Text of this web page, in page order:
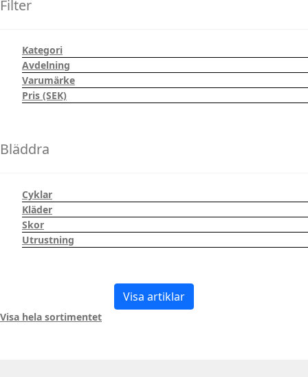
Filter
Kategori
Avdelning
Varumärke
Pris (SEK)
Bläddra
Cyklar
Kläder
Skor
Utrustning
Visa artiklar
Visa hela sortimentet